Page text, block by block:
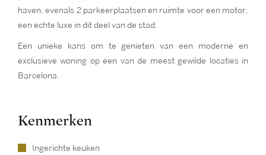
haven, evenals 2 parkeerplaatsen en ruimte voor een motor,
een echte luxe in dit deel van de stad.
Een unieke kans om te genieten van een moderne en
exclusieve woning op een van de meest gewilde locaties in
Barcelona.
Kenmerken
Ingerichte keuken